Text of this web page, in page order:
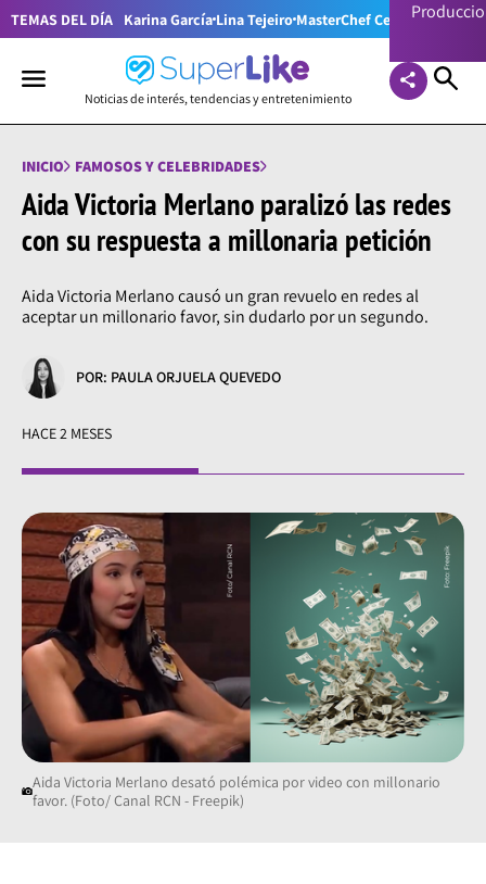
TEMAS DEL DÍA Karina García Lina Tejeiro MasterChef Celebrity
Noticias de interés, tendencias y entretenimiento
INICIO FAMOSOS Y CELEBRIDADES
Aida Victoria Merlano paralizó las redes
con su respuesta a millonaria petición
Aida Victoria Merlano causó un gran revuelo en redes al
aceptar un millonario favor, sin dudarlo por un segundo.
POR: PAULA ORJUELA QUEVEDO
HACE 2 MESES
Aida Victoria Merlano desató polémica por video con millonario
favor. (Foto/ Canal RCN - Freepik)